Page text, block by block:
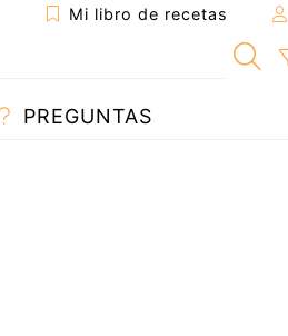
Mi libro de recetas
PREGUNTAS